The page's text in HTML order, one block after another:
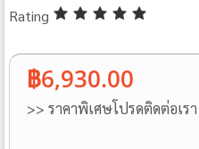
Rating
฿6,930.00
>> ราคาพิเศษโปรดติดต่อเรา